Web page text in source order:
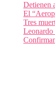
Detienen
El
Tres
Leonardo